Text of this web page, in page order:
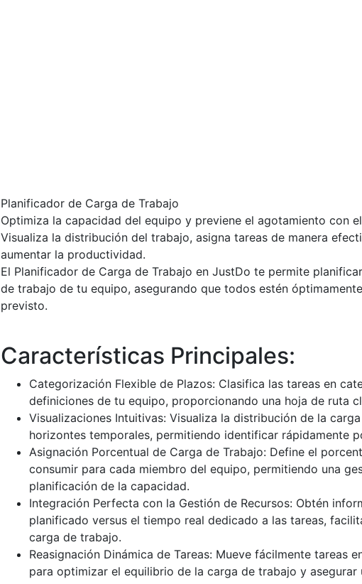
Planificador de Carga de Trabajo
Optimiza la capacidad del equipo y previene el agotamiento con
Visualiza la distribución del trabajo, asigna tareas de manera
aumentar la productividad.
El Planificador de Carga de Trabajo en JustDo te permite
de trabajo de tu equipo, asegurando que todos estén
previsto.
Características Principales:
Categorización Flexible de Plazos: Clasifica las tareas en
definiciones de tu equipo, proporcionando una hoja de ruta
Visualizaciones Intuitivas: Visualiza la distribución de la
horizontes temporales, permitiendo identificar rápidamente
Asignación Porcentual de Carga de Trabajo: Define el
consumir para cada miembro del equipo, permitiendo una
planificación de la capacidad.
Integración Perfecta con la Gestión de Recursos: Obtén
planificado versus el tiempo real dedicado a las tareas,
carga de trabajo.
Reasignación Dinámica de Tareas: Mueve fácilmente tareas
para optimizar el equilibrio de la carga de trabajo y